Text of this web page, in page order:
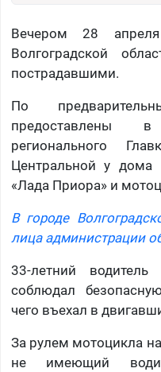
Вечером 28
Волгоградской
пострадавшими.
По
предоставлены
регионального
Центральной у дома
«Лада Приора» и
В городе
лица администрации
33-летний
соблюдал
чего въехал в
За рулем мотоцикла
не имеющий